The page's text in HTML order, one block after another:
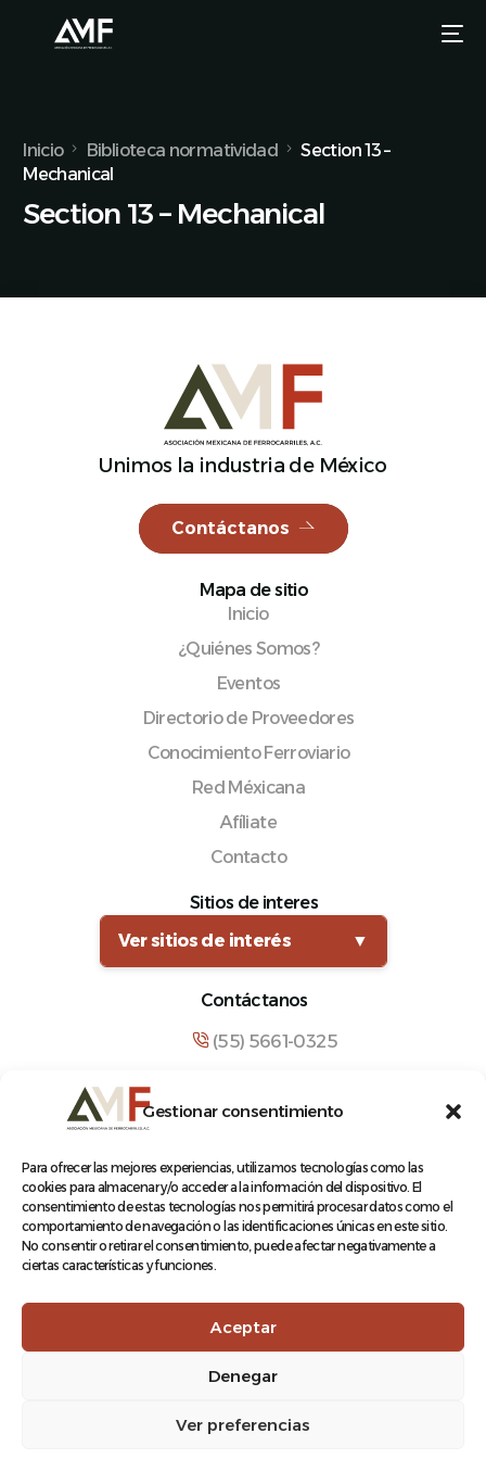
Gestionar consentimiento
Para ofrecer las mejores experiencias, utilizamos tecnologías como las
cookies para almacenar y/o acceder a la información del dispositivo. El
consentimiento de estas tecnologías nos permitirá procesar datos como el
comportamiento de navegación o las identificaciones únicas en este sitio.
No consentir o retirar el consentimiento, puede afectar negativamente a
ciertas características y funciones.
Aceptar
Denegar
Ver preferencias
Inicio Biblioteca normatividad
Section 13 –
Mechanical
Section 13 – Mechanical
Unimos la industria de México
Contáctanos
Mapa de sitio
Inicio
¿Quiénes Somos?
Eventos
Directorio de Proveedores
Conocimiento Ferroviario
Red Méxicana
Afíliate
Contacto
Sitios de interes
Ver sitios de interés
▼
Contáctanos
(55) 5661-0325
Manuel María Contreras 133, Cuauhtémoc,
Terminos y condiciones
Log In